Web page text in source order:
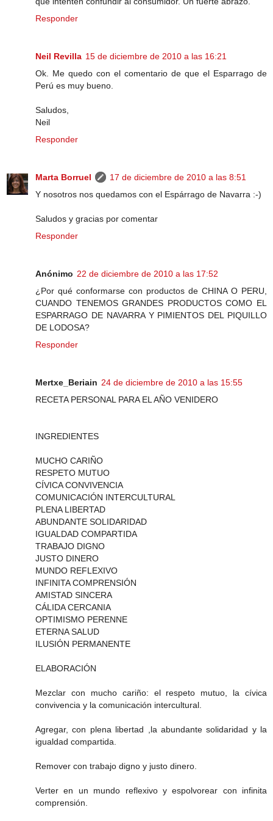
Responder
Neil Revilla 15 de diciembre de 2010 a las 16:21
Ok. Me quedo con el comentario de que el Esparrago de
Perú es muy bueno.
Saludos,
Neil
Responder
Marta Borruel
17 de diciembre de 2010 a las 8:51
Y nosotros nos quedamos con el Espárrago de Navarra :-)
Saludos y gracias por comentar
Responder
Anónimo 22 de diciembre de 2010 a las 17:52
¿Por qué conformarse con productos de CHINA O PERU,
CUANDO TENEMOS GRANDES PRODUCTOS COMO EL
ESPARRAGO DE NAVARRA Y PIMIENTOS DEL PIQUILLO
DE LODOSA?
Responder
Mertxe_Beriain 24 de diciembre de 2010 a las 15:55
RECETA PERSONAL PARA EL AÑO VENIDERO
INGREDIENTES
MUCHO CARIÑO
RESPETO MUTUO
CÍVICA CONVIVENCIA
COMUNICACIÓN INTERCULTURAL
PLENA LIBERTAD
ABUNDANTE SOLIDARIDAD
IGUALDAD COMPARTIDA
TRABAJO DIGNO
JUSTO DINERO
MUNDO REFLEXIVO
INFINITA COMPRENSIÓN
AMISTAD SINCERA
CÁLIDA CERCANIA
OPTIMISMO PERENNE
ETERNA SALUD
ILUSIÓN PERMANENTE
ELABORACIÓN
Mezclar con mucho cariño: el respeto mutuo, la cívica
convivencia y la comunicación intercultural.
Agregar, con plena libertad ,la abundante solidaridad y la
igualdad compartida.
Remover con trabajo digno y justo dinero.
Verter en un mundo reflexivo y espolvorear con infinita
comprensión.